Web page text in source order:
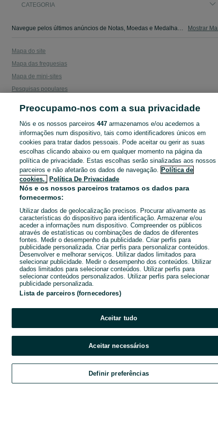
CATEGORIA
Navegue pelos últimos anúncios de Notas, Moedas e Medalhas em Lousã E Vilarinho no OLX Portugal. Compre e venda produtos locais com facilidade e segurança. Mostrar
Mapa do site
Mapa das freguesias
Mapa de mini-sites
Pesquisas populares
Explorar Favoritos Vender Chat
Preocupamo-nos com a sua privacidade
Nós e os nossos parceiros447 armazenamos e/ou acedemos a
informações num dispositivo, tais como identificadores únicos em
cookies para tratar dados pessoais. Pode aceitar ou gerir as suas
escolhas clicando abaixo ou em qualquer momento na página da
política de privacidade. Estas escolhas serão sinalizadas aos nossos
parceiros e não afetarão os dados de navegação. Política de
cookies,
Política De Privacidade
Nós e os nossos parceiros tratamos os dados para
fornecermos:
Utilizar dados de geolocalização precisos. Procurar ativamente as
características do dispositivo para identificação. Armazenar e/ou
aceder a informações num dispositivo. Compreender os públicos
através de estatísticas ou combinações de dados de diferentes
fontes. Medir o desempenho da publicidade. Criar perfis para
publicidade personalizada. Criar perfis para personalizar conteúdos.
Desenvolver e melhorar serviços. Utilizar dados limitados para
selecionar publicidade. Medir o desempenho dos conteúdos. Utilizar
dados limitados para selecionar conteúdos. Utilizar perfis para
selecionar conteúdos personalizados. Utilizar perfis para selecionar
publicidade personalizada.
Lista de parceiros (fornecedores)
Aceitar tudo
Aceitar necessários
Definir preferências